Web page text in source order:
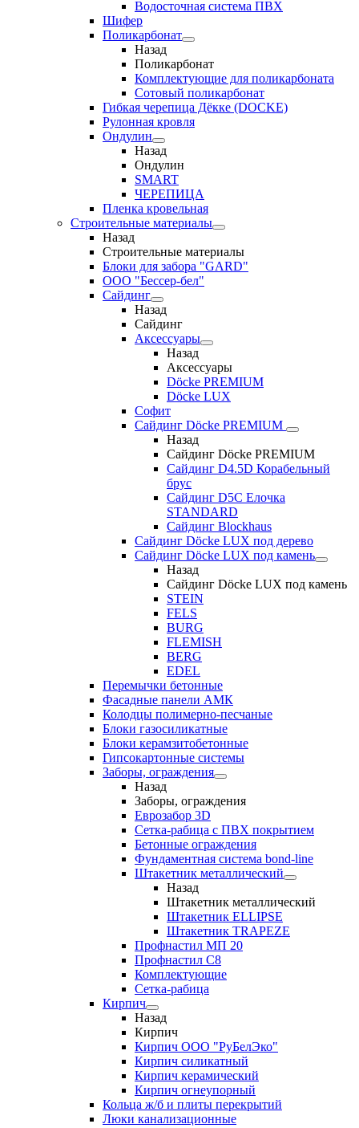
Водосточная система ПВХ
Шифер
Поликарбонат
Назад
Поликарбонат
Комплектующие для поликарбоната
Сотовый поликарбонат
Гибкая черепица Дёкке (DOCKE)
Рулонная кровля
Ондулин
Назад
Ондулин
SMART
ЧЕРЕПИЦА
Пленка кровельная
Строительные материалы
Назад
Строительные материалы
Блоки для забора "GARD"
ООО "Бессер-бел"
Сайдинг
Назад
Сайдинг
Аксессуары
Назад
Аксессуары
Döcke PREMIUM
Döcke LUX
Софит
Сайдинг Döcke PREMIUM
Назад
Сайдинг Döcke PREMIUM
Сайдинг D4.5D Корабельный
брус
Сайдинг D5С Елочка
STANDARD
Сайдинг Blockhaus
Сайдинг Döcke LUX под дерево
Сайдинг Döcke LUX под камень
Назад
Сайдинг Döcke LUX под камень
STEIN
FELS
BURG
FLEMISH
BERG
EDEL
Перемычки бетонные
Фасадные панели АМК
Колодцы полимерно-песчаные
Блоки газосиликатные
Блоки керамзитобетонные
Гипсокартонные системы
Заборы, ограждения
Назад
Заборы, ограждения
Еврозабор 3D
Сетка-рабица с ПВХ покрытием
Бетонные ограждения
Фундаментная система bond-line
Штакетник металлический
Назад
Штакетник металлический
Штакетник ELLIPSE
Штакетник TRAPEZE
Профнастил МП 20
Профнастил С8
Комплектующие
Сетка-рабица
Кирпич
Назад
Кирпич
Кирпич ООО "РуБелЭко"
Кирпич силикатный
Кирпич керамический
Кирпич огнеупорный
Кольца ж/б и плиты перекрытий
Люки канализационные